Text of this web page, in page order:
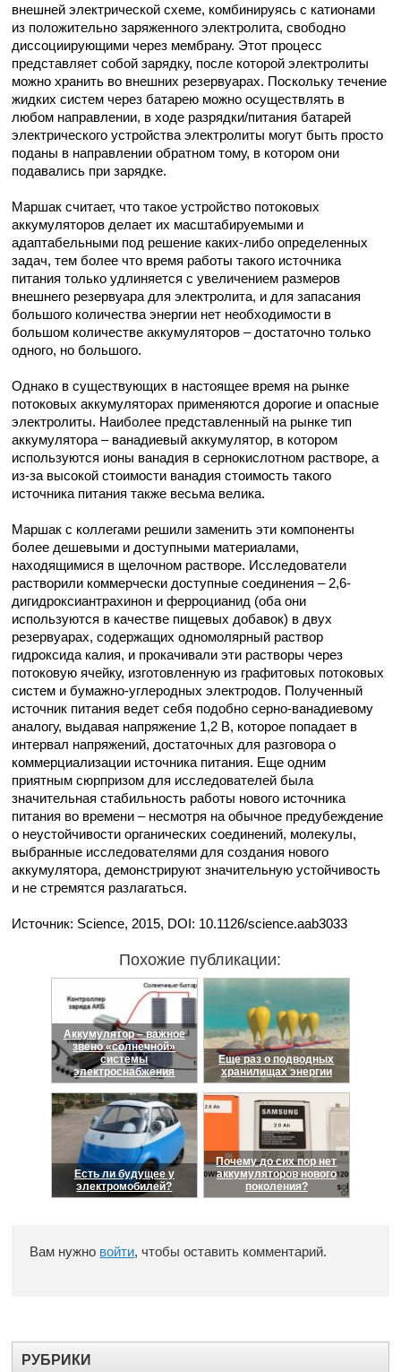
внешней электрической схеме, комбинируясь с катионами
из положительно заряженного электролита, свободно
диссоциирующими через мембрану. Этот процесс
представляет собой зарядку, после которой электролиты
можно хранить во внешних резервуарах. Поскольку течение
жидких систем через батарею можно осуществлять в
любом направлении, в ходе разрядки/питания батарей
электрического устройства электролиты могут быть просто
поданы в направлении обратном тому, в котором они
подавались при зарядке.
Маршак считает, что такое устройство потоковых
аккумуляторов делает их масштабируемыми и
адаптабельными под решение каких-либо определенных
задач, тем более что время работы такого источника
питания только удлиняется с увеличением размеров
внешнего резервуара для электролита, и для запасания
большого количества энергии нет необходимости в
большом количестве аккумуляторов – достаточно только
одного, но большого.
Однако в существующих в настоящее время на рынке
потоковых аккумуляторах применяются дорогие и опасные
электролиты. Наиболее представленный на рынке тип
аккумулятора – ванадиевый аккумулятор, в котором
используются ионы ванадия в сернокислотном растворе, а
из-за высокой стоимости ванадия стоимость такого
источника питания также весьма велика.
Маршак с коллегами решили заменить эти компоненты
более дешевыми и доступными материалами,
находящимися в щелочном растворе. Исследователи
растворили коммерчески доступные соединения – 2,6-
дигидроксиантрахинон и ферроцианид (оба они
используются в качестве пищевых добавок) в двух
резервуарах, содержащих одномолярный раствор
гидроксида калия, и прокачивали эти растворы через
потоковую ячейку, изготовленную из графитовых потоковых
систем и бумажно-углеродных электродов. Полученный
источник питания ведет себя подобно серно-ванадиевому
аналогу, выдавая напряжение 1,2 В, которое попадает в
интервал напряжений, достаточных для разговора о
коммерциализации источника питания. Еще одним
приятным сюрпризом для исследователей была
значительная стабильность работы нового источника
питания во времени – несмотря на обычное предубеждение
о неустойчивости органических соединений, молекулы,
выбранные исследователями для создания нового
аккумулятора, демонстрируют значительную устойчивость
и не стремятся разлагаться.
Источник: Science, 2015, DOI: 10.1126/science.aab3033
Похожие публикации:
Аккумулятор – важное
звено «солнечной»
системы
электроснабжения
Еще раз о подводных
хранилищах энергии
Есть ли будущее у
электромобилей?
Почему до сих пор нет
аккумуляторов нового
поколения?
Вам нужно войти, чтобы оставить комментарий.
РУБРИКИ